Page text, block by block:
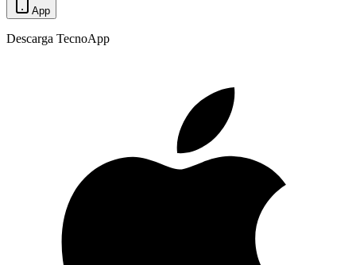
App
Descarga TecnoApp